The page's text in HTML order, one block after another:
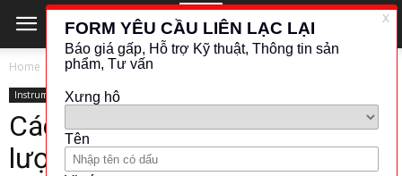
Home Instrument
Instrument
Cách lắp đặt thiết bị đo lưu
lượng khí nén